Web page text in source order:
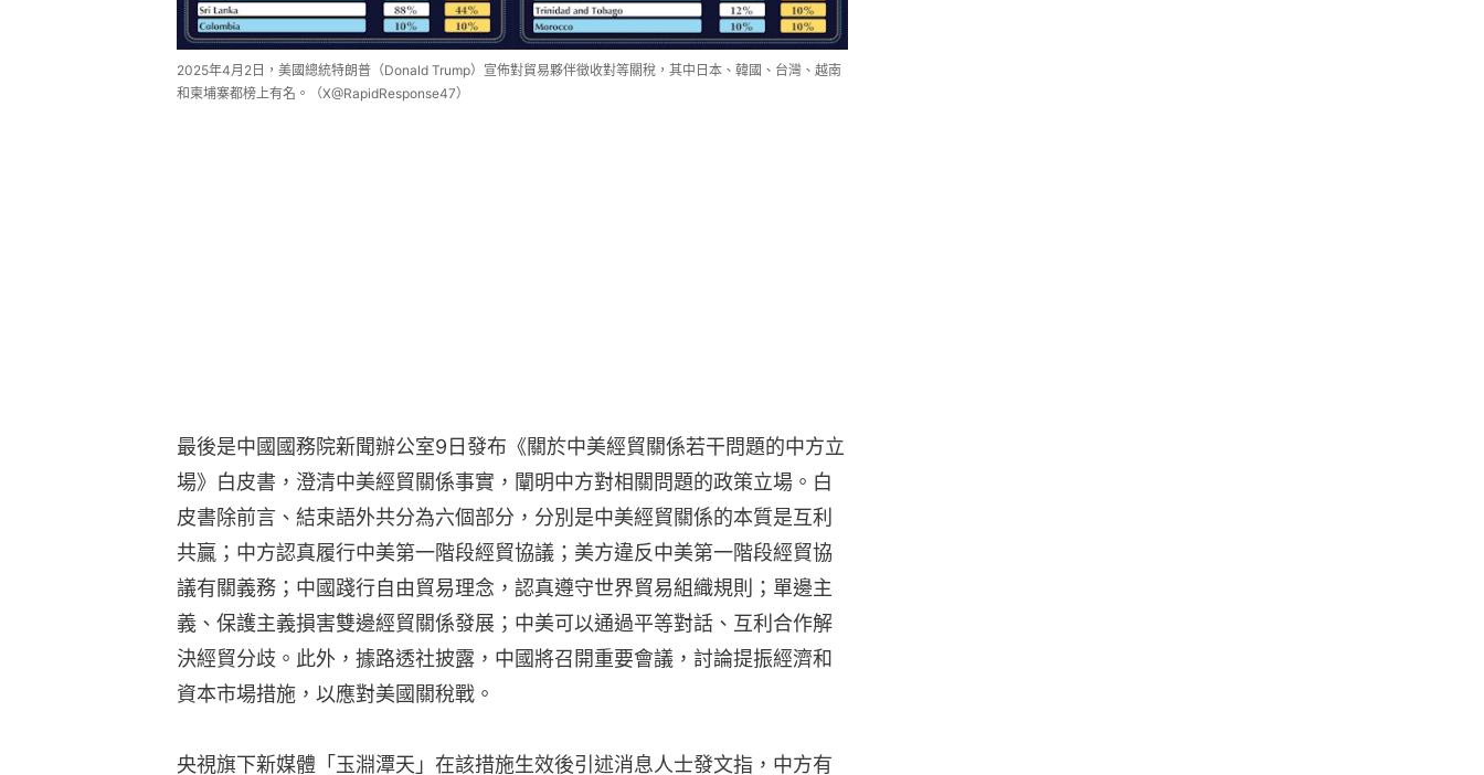
2025年4月2日，美國總統特朗普（Donald Trump）宣佈對貿易夥伴徵收對等關稅，其中日本、韓國、台灣、越南
和柬埔寨都榜上有名。（X@RapidResponse47）
最後是中國國務院新聞辦公室9日發布《關於中美經貿關係若干問題的中方立
場》白皮書，澄清中美經貿關係事實，闡明中方對相關問題的政策立場。白
皮書除前言、結束語外共分為六個部分，分別是中美經貿關係的本質是互利
共贏；中方認真履行中美第一階段經貿協議；美方違反中美第一階段經貿協
議有關義務；中國踐行自由貿易理念，認真遵守世界貿易組織規則；單邊主
義、保護主義損害雙邊經貿關係發展；中美可以通過平等對話、互利合作解
決經貿分歧。此外，據路透社披露，中國將召開重要會議，討論提振經濟和
資本市場措施，以應對美國關稅戰。
央視旗下新媒體「玉淵潭天」在該措施生效後引述消息人士發文指，中方有